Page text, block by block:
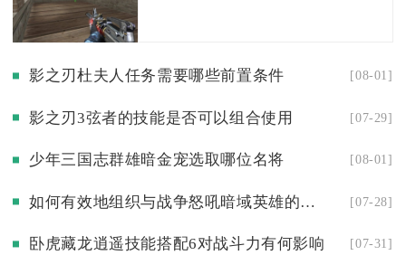
影之刃杜夫人任务需要哪些前置条件 [08-01]
影之刃3弦者的技能是否可以组合使用 [07-29]
少年三国志群雄暗金宠选取哪位名将 [08-01]
如何有效地组织与战争怒吼暗域英雄的对抗 [07-28]
卧虎藏龙逍遥技能搭配6对战斗力有何影响 [07-31]